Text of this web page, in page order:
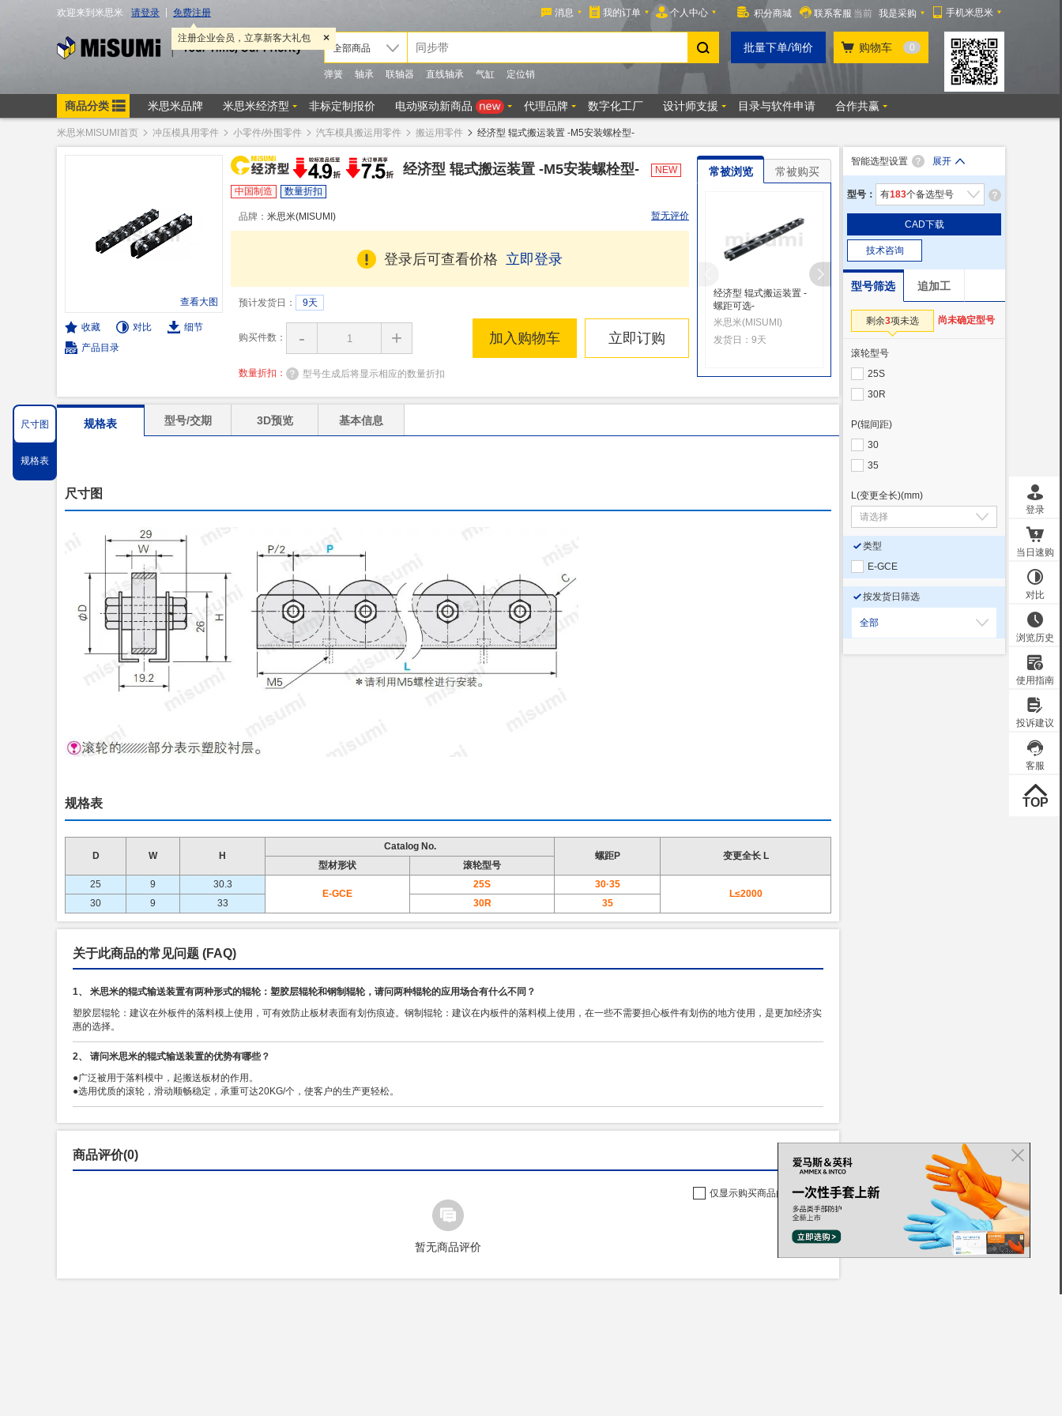
米思米MISUMI首页 冲压模具用零件 小零件/外围零件 汽车模具搬运用零件 搬运用零件 经济型 辊式搬运装置 -M5安装螺栓型-
查看大图
收藏 对比
细节
产品目录
经济型 辊式搬运装置 -M5安装螺栓型-
NEW
中国制造
数量折扣
品牌： 米思米(MISUMI) 暂无评价
登录后可查看价格 立即登录
预计发货日： 9天
购买件数： - +
数量折扣： 型号生成后将显示相应的数量折扣
加入购物车 立即订购
常被浏览 常被购买
经济型 辊式搬运装置 -
螺距可选-
米思米(MISUMI)
发货日：9天
经济型 辊式搬运装置 -
米思米(MISUMI)
发货日：9天
发货日：6天
规格表 型号/交期 3D预览 基本信息
尺寸图
规格表
D W H
Catalog No.
螺距P
变更全长 L
型材形状
滚轮型号
25
9
30.3
E-GCE
25S
30·35
L≤2000
30
9 33 30R 35
尺寸图
规格表
关于此商品的常见问题 (FAQ)
1、 米思米的辊式输送装置有两种形式的辊轮：塑胶层辊轮和钢制辊轮，请问两种辊轮的应用场合有什么不同？
塑胶层辊轮：建议在外板件的落料模上使用，可有效防止板材表面有划伤痕迹。钢制辊轮：建议在内板件的落料模上使用，在一些不需要担心板件有划伤的地方使用，是更加经济实
惠的选择。
2、 请问米思米的辊式输送装置的优势有哪些？
●广泛被用于落料模中，起搬送板材的作用。
●选用优质的滚轮，滑动顺畅稳定，承重可达20KG/个，使客户的生产更轻松。
商品评价(0)
仅显示购买商品的用户评价
暂无商品评价
智能选型设置 展开
型号： 有183个备选型号
CAD下载
技术咨询
型号筛选 追加工
剩余3项未选 尚未确定型号
滚轮型号
25S
30R
P(辊间距)
30
35
L(变更全长)(mm)
类型
E-GCE
按发货日筛选
全部